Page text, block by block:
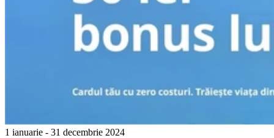
1 ianuarie - 31 decembrie 2024